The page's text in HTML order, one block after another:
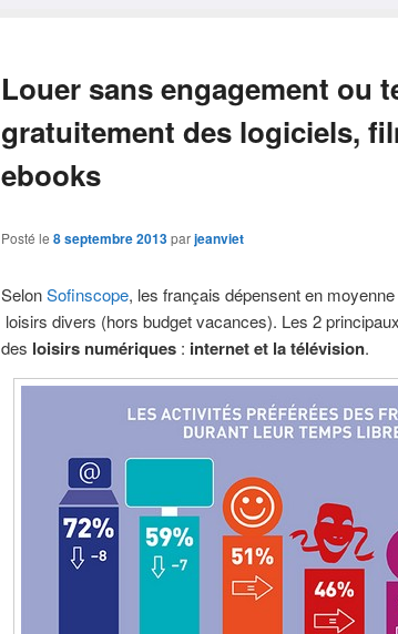
Louer sans engagement ou
gratuitement des logiciels,
ebooks
Posté le8 septembre 2013parjeanviet
SelonSofinscope, les français dépensent en
loisirs divers (hors budget vacances). Les 2
des loisirs numériques : internet et la télévision.